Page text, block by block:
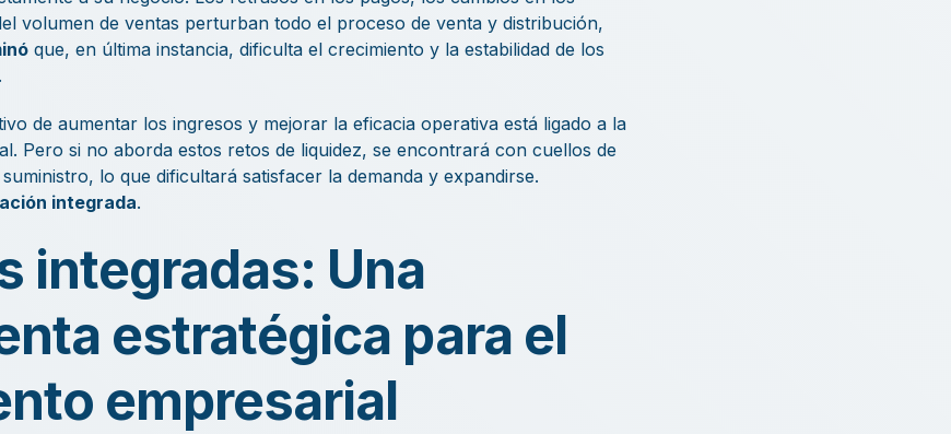
volumen de ventas perturban todo el proceso de venta y distribución,
que, en última instancia, dificulta el crecimiento y la estabilidad de los
de aumentar los ingresos y mejorar la eficacia operativa está ligado a la
Pero si no aborda estos retos de liquidez, se encontrará con cuellos de
lo que dificultará satisfacer la demanda y expandirse.
integrada.
integradas: Una
estratégica para el
empresarial